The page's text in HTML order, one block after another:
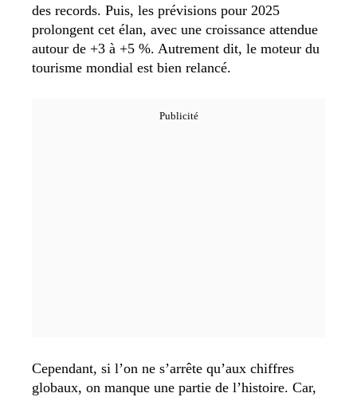
des records. Puis, les prévisions pour 2025
prolongent cet élan, avec une croissance attendue
autour de +3 à +5 %. Autrement dit, le moteur du
tourisme mondial est bien relancé.
Cependant, si l’on ne s’arrête qu’aux chiffres
globaux, on manque une partie de l’histoire. Car,